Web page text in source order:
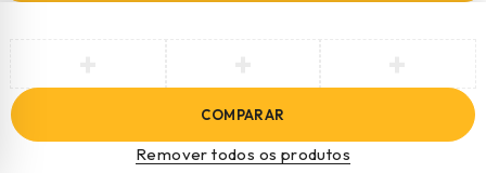
COMPARAR
Remover todos os produtos